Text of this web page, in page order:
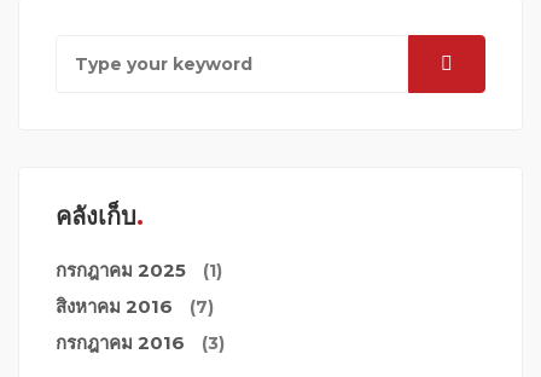
คลังเก็บ
กรกฎาคม 2025 (1)
สิงหาคม 2016 (7)
กรกฎาคม 2016 (3)